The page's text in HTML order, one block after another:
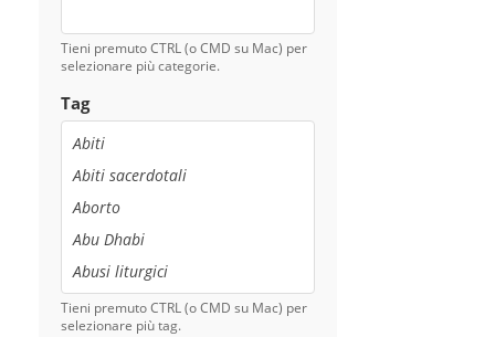
Tieni premuto CTRL (o CMD su Mac) per
selezionare più categorie.
Tag
Tieni premuto CTRL (o CMD su Mac) per
selezionare più tag.